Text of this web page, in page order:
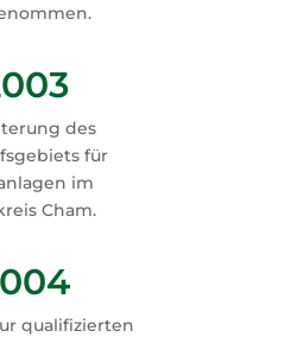
des
für
im
Cham.
qualifizierten